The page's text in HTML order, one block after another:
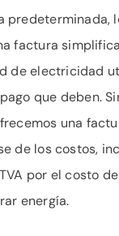
predeterminada,
factura
de electricidad
que deben.
una
de los costos,
por el costo
energía.